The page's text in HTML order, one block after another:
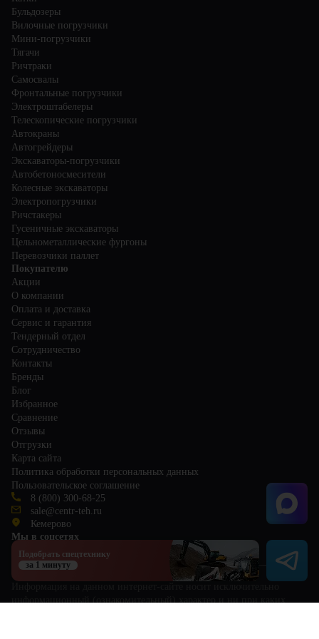
Бульдозеры
Вилочные погрузчики
Мини-погрузчики
Тягачи
Ричтраки
Самосвалы
Фронтальные погрузчики
Электроштабелеры
Телескопические погрузчики
Автокраны
Автогрейдеры
Экскаваторы-погрузчики
Автобетоносмесители
Колесные экскаваторы
Электропогрузчики
Ричстакеры
Гусеничные экскаваторы
Цельнометаллические фургоны
Перевозчики паллет
Покупателю
Акции
О компании
Оплата и доставка
Сервис и гарантия
Тендерный отдел
Сотрудничество
Контакты
Бренды
Блог
Избранное
Сравнение
Отзывы
Отгрузки
Карта сайта
Политика обработки персональных данных
Пользовательское соглашение
8 (800) 300-68-25
sale@centr-teh.ru
Кемерово
Мы в соцсетях
информационный (ознакомительный) характер и ни при каких
Подобрать спецтехнику
за 1 минуту